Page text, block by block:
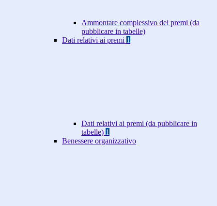
Ammontare complessivo dei premi (da
pubblicare in tabelle)
Dati relativi ai premi 1
Dati relativi ai premi (da pubblicare in
tabelle) 1
Benessere organizzativo